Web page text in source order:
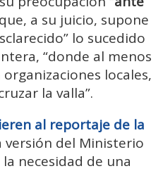
que, a su juicio, supone
lo sucedido
“donde al menos
locales,
la valla”.
al reportaje de la
versión del Ministerio
necesidad de una